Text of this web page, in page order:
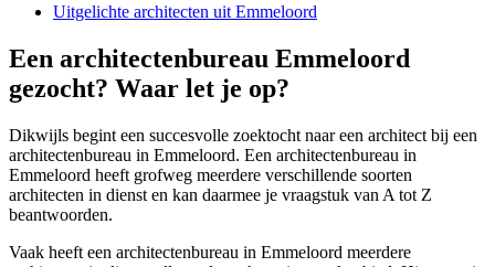
Uitgelichte architecten uit Emmeloord
Een architectenbureau Emmeloord
gezocht? Waar let je op?
Dikwijls begint een succesvolle zoektocht naar een architect bij een
architectenbureau in Emmeloord. Een architectenbureau in
Emmeloord heeft grofweg meerdere verschillende soorten
architecten in dienst en kan daarmee je vraagstuk van A tot Z
beantwoorden.
Vaak heeft een architectenbureau in Emmeloord meerdere